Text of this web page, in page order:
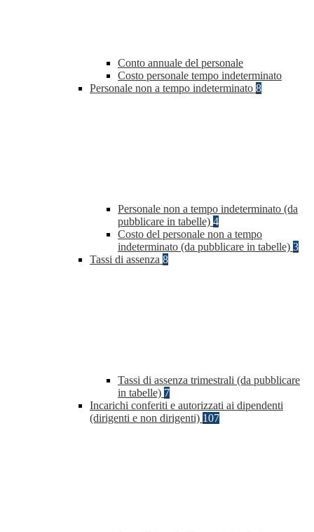
Conto annuale del personale
Costo personale tempo indeterminato
Personale non a tempo indeterminato 8
Personale non a tempo indeterminato (da
pubblicare in tabelle) 4
Costo del personale non a tempo
indeterminato (da pubblicare in tabelle) 3
Tassi di assenza 8
Tassi di assenza trimestrali (da pubblicare
in tabelle) 7
Incarichi conferiti e autorizzati ai dipendenti
(dirigenti e non dirigenti) 107